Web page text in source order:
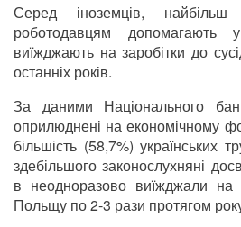
Серед іноземців, найбільш
роботодавцям допомагають
виїжджають на заробітки до
останніх років.
За даними Національного
оприлюднені на економічному
більшість (58,7%) українських
здебільшого законослухняні
в неодноразово виїжджали на
Польщу по 2-3 рази протягом